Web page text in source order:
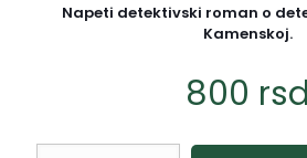
Napeti detektivski roman o
Kamenskoj.
800 rsd